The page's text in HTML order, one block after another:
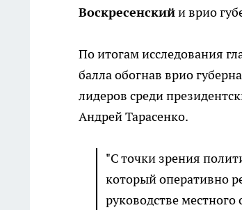
Воскресенскийи врио
По итогам исследования
балла обогнав врио
лидеров среди
Андрей Тарасенко.
"С точки зрения
который оперативно
руководстве